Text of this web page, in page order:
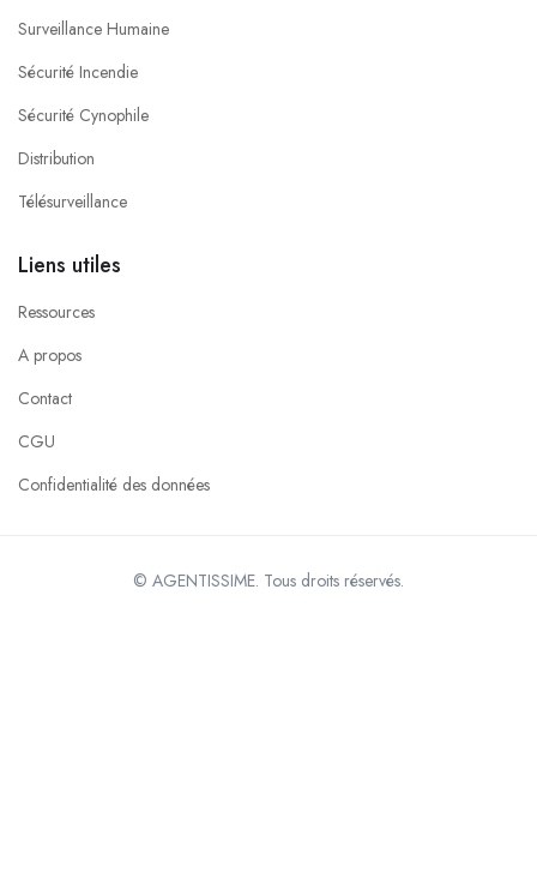
Surveillance Humaine
Sécurité Incendie
Sécurité Cynophile
Distribution
Télésurveillance
Liens utiles
Ressources
A propos
Contact
CGU
Confidentialité des données
© AGENTISSIME. Tous droits réservés.